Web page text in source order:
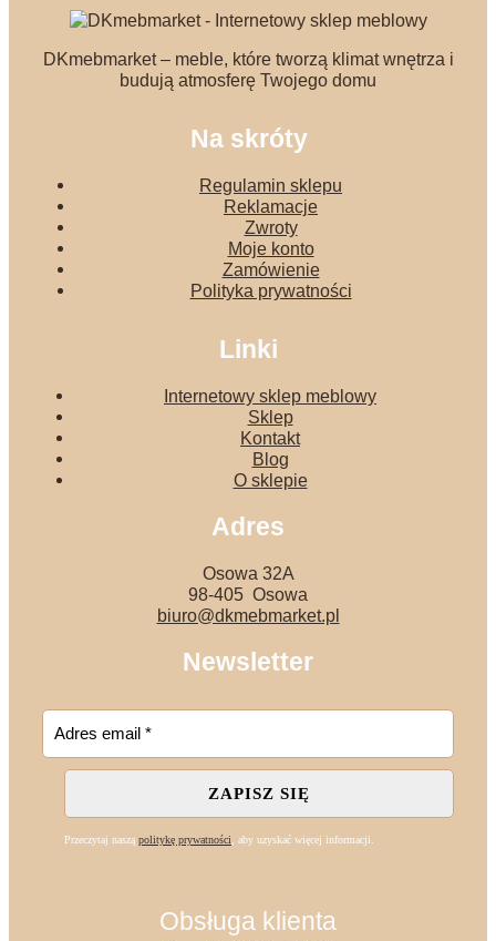
DKmebmarket – meble, które tworzą klimat wnętrza i
budują atmosferę Twojego domu
Na skróty
Regulamin sklepu
Reklamacje
Zwroty
Moje konto
Zamówienie
Polityka prywatności
Linki
Internetowy sklep meblowy
Sklep
Kontakt
Blog
O sklepie
Adres
Osowa 32A
98-405 Osowa
biuro@dkmebmarket.pl
Newsletter
Przeczytaj naszą politykę prywatności , aby uzyskać więcej informacji.
Obsługa klienta